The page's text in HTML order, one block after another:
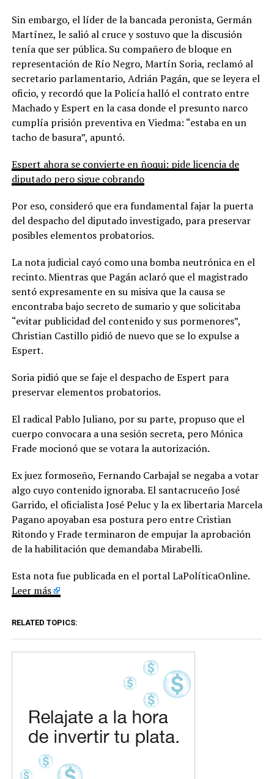
Sin embargo, el líder de la bancada peronista, Germán
Martínez, le salió al cruce y sostuvo que la discusión
tenía que ser pública. Su compañero de bloque en
representación de Río Negro, Martín Soria, reclamó al
secretario parlamentario, Adrián Pagán, que se leyera el
oficio, y recordó que la Policía halló el contrato entre
Machado y Espert en la casa donde el presunto narco
cumplía prisión preventiva en Viedma: “estaba en un
tacho de basura”, apuntó.
Espert ahora se convierte en ñoqui: pide licencia de
diputado pero sigue cobrando
Por eso, consideró que era fundamental fajar la puerta
del despacho del diputado investigado, para preservar
posibles elementos probatorios.
La nota judicial cayó como una bomba neutrónica en el
recinto. Mientras que Pagán aclaró que el magistrado
sentó expresamente en su misiva que la causa se
encontraba bajo secreto de sumario y que solicitaba
“evitar publicidad del contenido y sus pormenores”,
Christian Castillo pidió de nuevo que se lo expulse a
Espert.
Soria pidió que se faje el despacho de Espert para
preservar elementos probatorios.
El radical Pablo Juliano, por su parte, propuso que el
cuerpo convocara a una sesión secreta, pero Mónica
Frade mocionó que se votara la autorización.
Ex juez formoseño, Fernando Carbajal se negaba a votar
algo cuyo contenido ignoraba. El santacruceño José
Garrido, el oficialista José Peluc y la ex libertaria Marcela
Pagano apoyaban esa postura pero entre Cristian
Ritondo y Frade terminaron de empujar la aprobación
de la habilitación que demandaba Mirabelli.
Esta nota fue publicada en el portal LaPolíticaOnline.
Leer más
RELATED TOPICS: